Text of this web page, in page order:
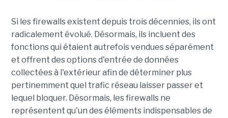
Si les firewalls existent depuis trois décennies, ils ont
radicalement évolué. Désormais, ils incluent des
fonctions qui étaient autrefois vendues séparément
et offrent des options d'entrée de données
collectées à l'extérieur afin de déterminer plus
pertinemment quel trafic réseau laisser passer et
lequel bloquer. Désormais, les firewalls ne
représentent qu'un des éléments indispensables de